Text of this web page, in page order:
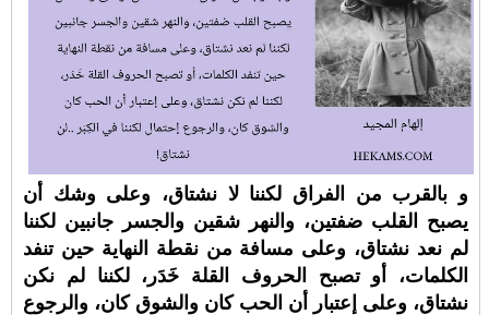
و بالقرب من الفراق لكننا لا نشتاق، وعلى وشك أن
يصبح القلب ضفتين، والنهر شقين والجسر جانبين لكننا
لم نعد نشتاق، وعلى مسافة من نقطة النهاية حين تنفد
الكلمات، أو تصبح الحروف القلة خَدَر، لكننا لم نكن
نشتاق، وعلى إعتبار أن الحب كان والشوق كان، والرجوع